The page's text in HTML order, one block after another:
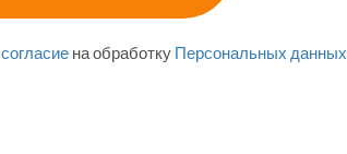
согласие на обработку Персональных данных